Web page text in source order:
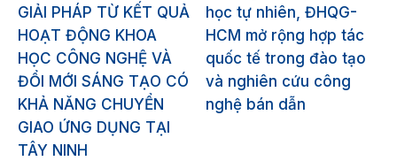
GIẢI PHÁP TỪ KẾT QUẢ
HOẠT ĐỘNG KHOA
HỌC CÔNG NGHỆ VÀ
ĐỔI MỚI SÁNG TẠO CÓ
KHẢ NĂNG CHUYỂN
GIAO ỨNG DỤNG TẠI
TÂY NINH
học tự nhiên, ĐHQG-
HCM mở rộng hợp tác
quốc tế trong đào tạo
và nghiên cứu công
nghệ bán dẫn